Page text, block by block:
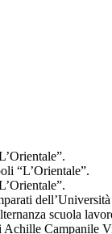
“L’Orientale”.
scuola
Achille Campanile